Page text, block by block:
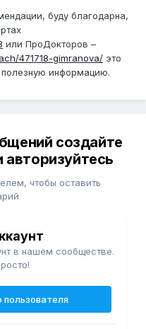
буду благодарна,
или ПроДокторов –
471718-gimranova/ это
информацию.
создайте
авторизуйтесь
чтобы оставить
в нашем сообществе.
пользователя